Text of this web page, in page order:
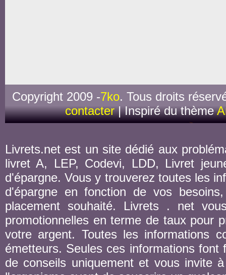
Copyright 2009 -7ko. Tous droits
contacter| Inspiré du thème
Livrets.net est un site dédié aux
livret A, LEP, Codevi, LDD, Livret
d'épargne. Vous y trouverez toutes les
d'épargne en fonction de vos
placement souhaité. Livrets . net
promotionnelles en terme de taux pour
votre argent. Toutes les informations
émetteurs. Seules ces informations
de conseils uniquement et vous invite